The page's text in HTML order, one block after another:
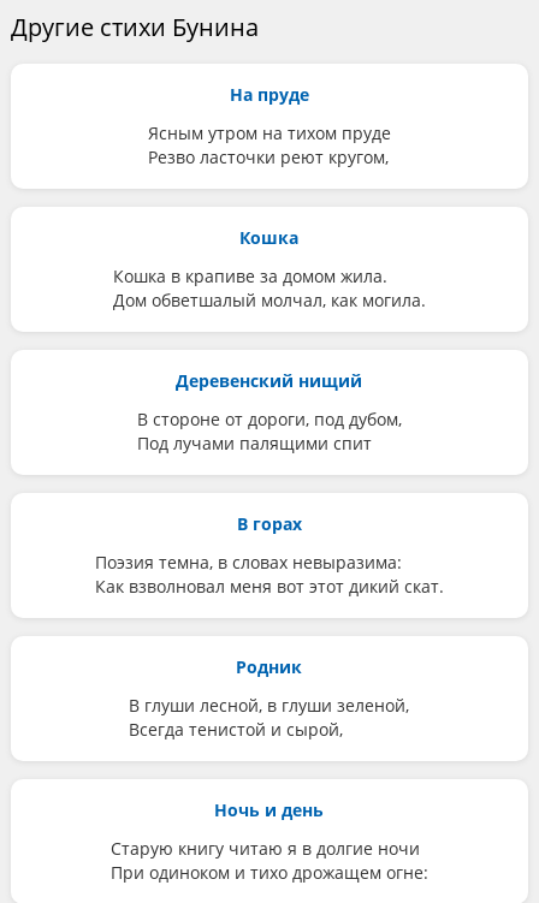
Другие стихи Бунина
На пруде
Ясным утром на тихом пруде
Резво ласточки реют кругом,
Кошка
Кошка в крапиве за домом жила.
Дом обветшалый молчал, как могила.
Деревенский нищий
В стороне от дороги, под дубом,
Под лучами палящими спит
В горах
Поэзия темна, в словах невыразима:
Как взволновал меня вот этот дикий скат.
Родник
В глуши лесной, в глуши зеленой,
Всегда тенистой и сырой,
Ночь и день
Старую книгу читаю я в долгие ночи
При одиноком и тихо дрожащем огне: